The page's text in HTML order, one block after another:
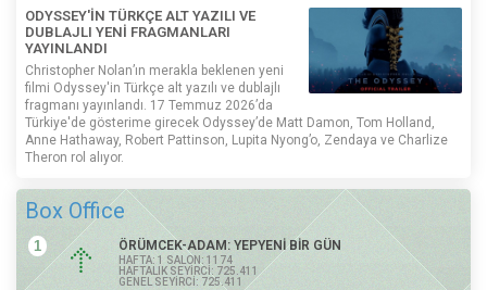
ODYSSEY'İN TÜRKÇE ALT YAZILI VE
DUBLAJLI YENİ FRAGMANLARI
YAYINLANDI
Christopher Nolan’ın merakla beklenen yeni
filmi Odyssey'in Türkçe alt yazılı ve dublajlı
fragmanı yayınlandı. 17 Temmuz 2026’da
Türkiye'de gösterime girecek Odyssey’de Matt Damon, Tom Holland,
Anne Hathaway, Robert Pattinson, Lupita Nyong’o, Zendaya ve Charlize
Theron rol alıyor.
Box Office
1 ÖRÜMCEK-ADAM: YEPYENİ BİR GÜN
HAFTA: 1 SALON: 1174
HAFTALIK SEYİRCİ: 725.411
GENEL SEYİRCİ: 725.411